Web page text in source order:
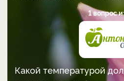
1 вопрос
Какой температурой